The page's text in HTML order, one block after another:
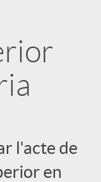
l'acte de
en